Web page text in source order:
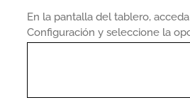
En la pantalla del tablero,
Configuración y seleccione la